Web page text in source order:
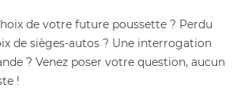
de votre future poussette ? Perdu
de sièges-autos ? Une interrogation
? Venez poser votre question, aucun
!